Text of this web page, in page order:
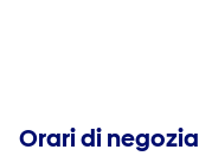
Orari di